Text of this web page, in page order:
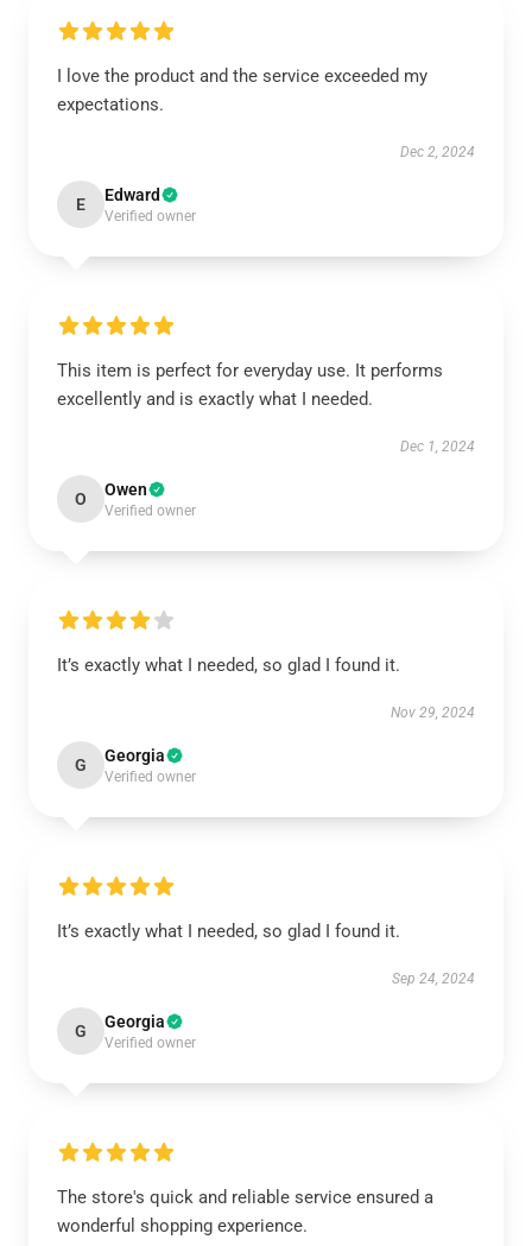
I love the product and the service exceeded my
expectations.
Dec 2, 2024
E Edward
Verified owner
This item is perfect for everyday use. It performs
excellently and is exactly what I needed.
Dec 1, 2024
O Owen
Verified owner
It’s exactly what I needed, so glad I found it.
Nov 29, 2024
G Georgia
Verified owner
It’s exactly what I needed, so glad I found it.
Sep 24, 2024
G Georgia
Verified owner
The store's quick and reliable service ensured a
wonderful shopping experience.